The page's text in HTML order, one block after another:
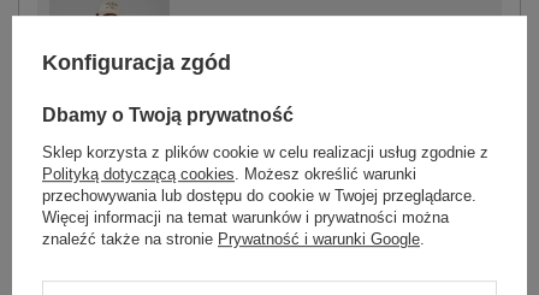
bordowy
L/XL 5906694104725
Zobacz wszystkie kolory (+2)
Konfiguracja zgód
Dbamy o Twoją prywatność
Sklep korzysta z plików cookie w celu realizacji usług zgodnie z
Polityką dotyczącą cookies. Możesz określić warunki
przechowywania lub dostępu do cookie w Twojej przeglądarce.
Więcej informacji na temat warunków i prywatności można
znaleźć także na stronie Prywatność i warunki Google.